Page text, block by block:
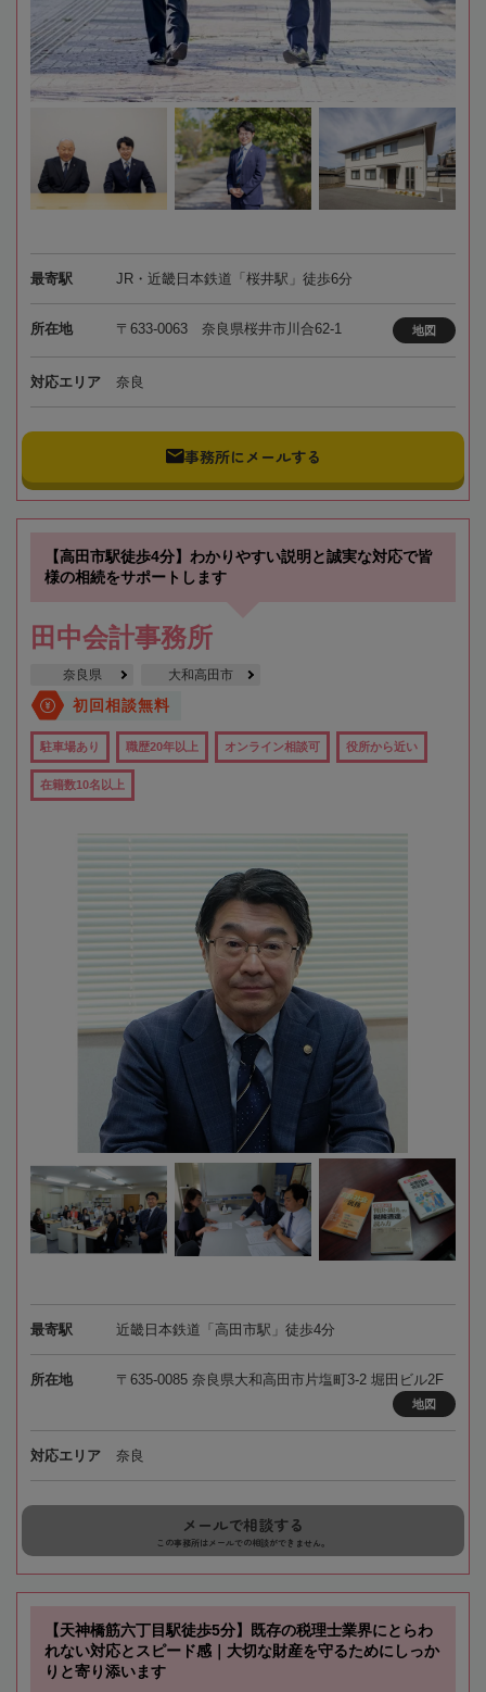
最寄駅 JR・近畿日本鉄道「桜井駅」徒歩6分
所在地 〒633-0063 奈良県桜井市川合62-1 地図
対応エリア 奈良
事務所にメールする
【高田市駅徒歩4分】わかりやすい説明と誠実な対応で皆
様の相続をサポートします
田中会計事務所
奈良県 大和高田市
初回相談無料
駐車場あり 職歴20年以上 オンライン相談可 役所から近い
在籍数10名以上
最寄駅 近畿日本鉄道「高田市駅」徒歩4分
所在地 〒635-0085 奈良県大和高田市片塩町3-2 堀田ビル2F
地図
対応エリア 奈良
メールで相談する
この事務所はメールでの相談ができません。
【天神橋筋六丁目駅徒歩5分】既存の税理士業界にとらわ
れない対応とスピード感｜大切な財産を守るためにしっか
りと寄り添います